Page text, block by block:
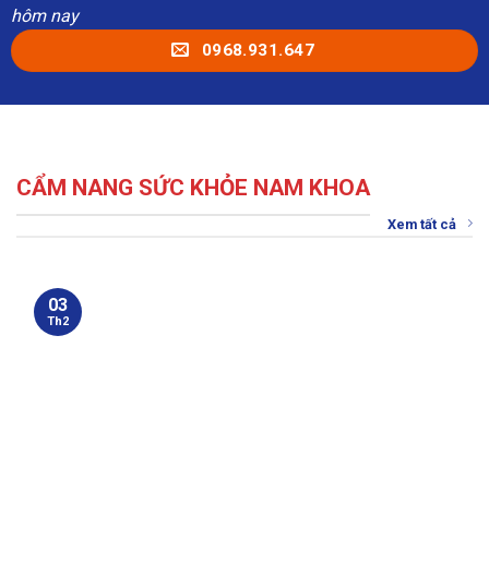
hôm nay
0968.931.647
CẨM NANG SỨC KHỎE NAM KHOA
Xem tất cả
03
Th2